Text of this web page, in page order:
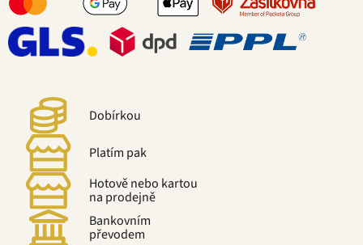
Dobírkou
Platím pak
Hotově nebo kartou
na prodejně
Bankovním
převodem